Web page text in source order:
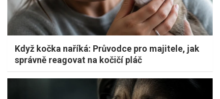
Když kočka naříká: Průvodce pro majitele, jak
správně reagovat na kočičí pláč